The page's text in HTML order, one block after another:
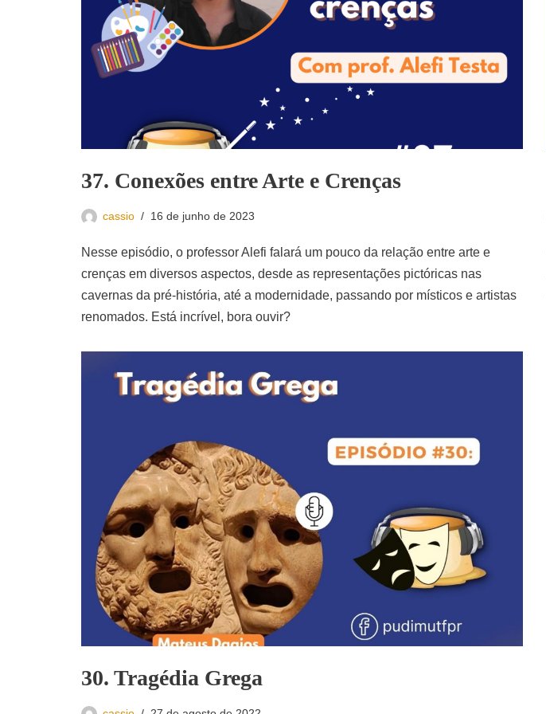
37. Conexões entre Arte e Crenças
cassio 16 de junho de 2023
Nesse episódio, o professor Alefi falará um pouco da relação entre arte e
crenças em diversos aspectos, desde as representações pictóricas nas
cavernas da pré-história, até a modernidade, passando por místicos e artistas
renomados. Está incrível, bora ouvir?
30. Tragédia Grega